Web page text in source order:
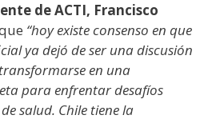
de ACTI, Francisco
“hoy existe consenso en que
ya dejó de ser una discusión
en una
para enfrentar desafíos
salud. Chile tiene la